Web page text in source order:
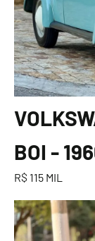
BOI -
R$ 115 MIL